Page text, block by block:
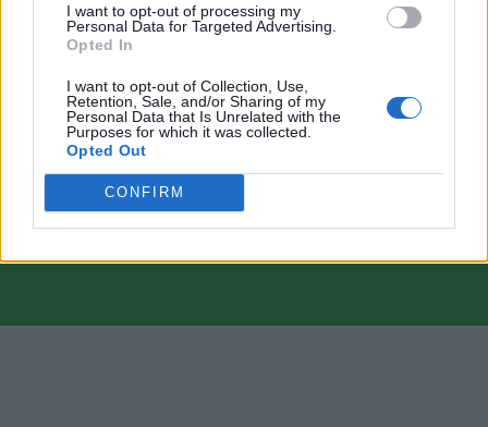
I want to opt-out of processing my
Personal Data for Targeted Advertising.
Opted In
I want to opt-out of Collection, Use,
Retention, Sale, and/or Sharing of my
Personal Data that Is Unrelated with the
Purposes for which it was collected.
Opted Out
CONFIRM
Il materiale (testo, foto e video) consultabile in questo portale è di nostra proprietà.
Alcune foto (screenshot) ed articoli presenti su "Calciomercato Magazine" sono in parte
giunti da internet, in quanto arrivati alla nostra attenzione attraverso regolari
comunicati stampa con immagini e testi allegati ed autorizzati alla pubblicazione, e
quindi valutati di pubblico dominio. Se i soggetti o gli autori avessero qualcosa in
contrario alla pubblicazione, non avranno che da segnalarlo alla redazione (indirizzo
"Calciomercato Magazine" non è una testata giornalistica, ma un sito di informazione di
proprietà di Napoli Magazine.